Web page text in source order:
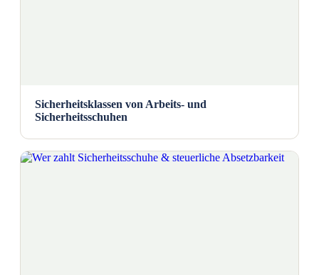
Sicherheitsklassen von Arbeits- und
Sicherheitsschuhen